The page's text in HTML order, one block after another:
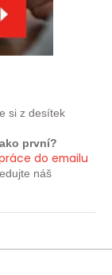
si z desítek
první?
do emailu
náš